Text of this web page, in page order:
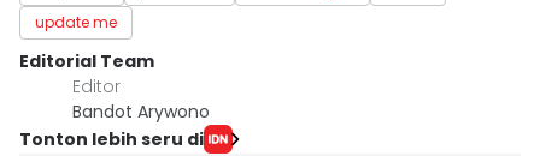
update me
Editorial Team
Editor
Bandot Arywono
Tonton lebih seru di